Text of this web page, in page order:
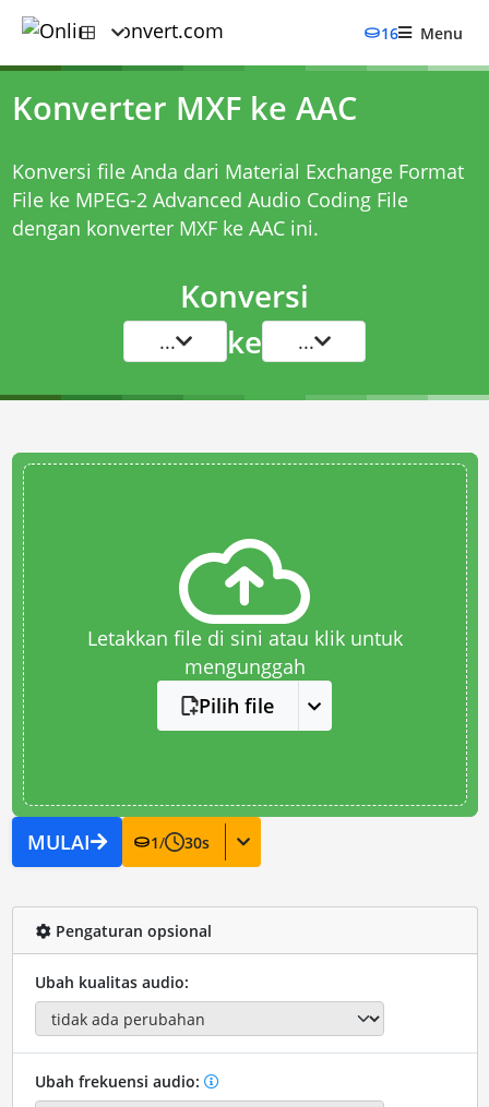
16 Menu
Konverter MXF ke AAC
Konversi file Anda dari Material Exchange Format
File ke MPEG-2 Advanced Audio Coding File
dengan konverter MXF ke AACini.
Konversi
... ke ...
Letakkan file di sini atau klik untuk
mengunggah
Pilih file
MULAI 1/ 30s
Pengaturan opsional
Ubah kualitas audio:
Ubah frekuensi audio: